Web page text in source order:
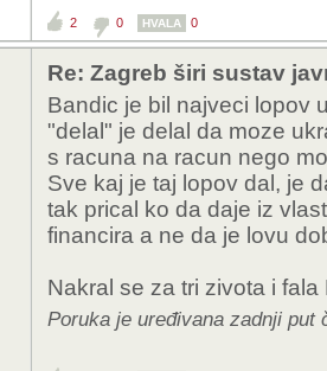
2 0 HVALA 0
Re: Zagreb širi sustav
Bandic je bil najveci lopov
"delal" je delal da moze
s racuna na racun nego
Sve kaj je taj lopov dal, je
tak prical ko da daje iz
financira a ne da je lovu
Nakral se za tri zivota i
Poruka je uređivana zadnji put